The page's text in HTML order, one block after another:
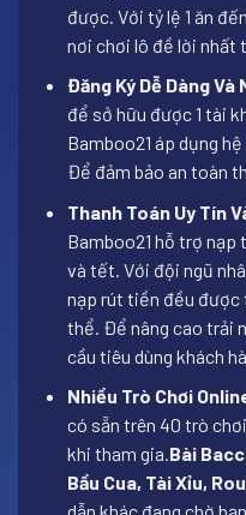
được. Với tỷ lệ 1 ăn
nơi chơi lô đề lời nhất
Đăng Ký Dễ Dàng Và
để sở hữu được 1 tài
Bamboo21 áp dụng
Để đảm bảo an toàn
Thanh Toán Uy Tín
Bamboo21 hỗ trợ
và tết. Với đội ngũ
nạp rút tiền đều được
thể. Để nâng cao trải
cầu tiêu dùng khách
Nhiều Trò Chơi
có sẵn trên 40 trò
khi tham gia.Bài
Bầu Cua, Tài Xỉu,